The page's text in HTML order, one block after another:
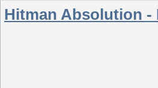
Hitman Absolution